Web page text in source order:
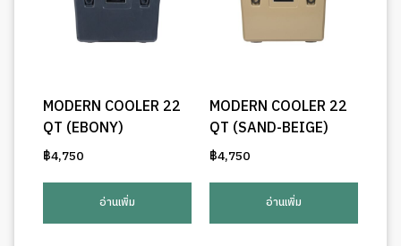
MODERN COOLER 22
QT (EBONY)
฿4,750
อ่านเพิ่ม
MODERN COOLER 22
QT (SAND-BEIGE)
฿4,750
อ่านเพิ่ม